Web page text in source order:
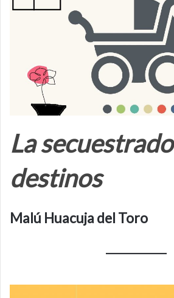
La
destinos
Malú Huacuja del Toro